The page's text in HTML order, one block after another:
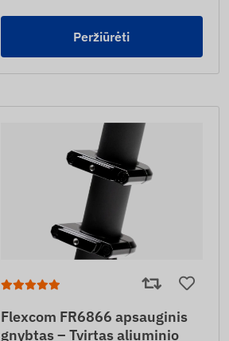
Peržiūrėti
Flexcom FR6866 apsauginis
gnybtas – Tvirtas aliuminio